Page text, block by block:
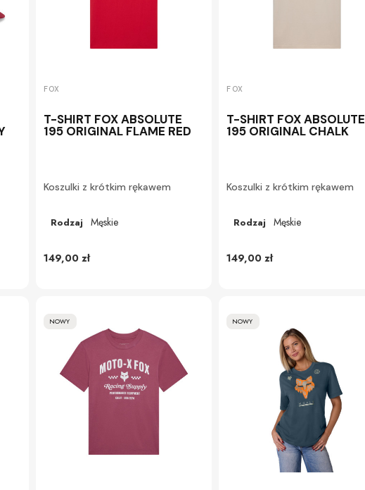
FOX
T-SHIRT FOX ABSOLUTE
195 ORIGINAL FLAME RED
Koszulki z krótkim rękawem
Rodzaj Męskie
149,00 zł
FOX
T-SHIRT FOX ABSOLUTE
195 ORIGINAL CHALK
Koszulki z krótkim rękawem
Rodzaj Męskie
149,00 zł
NOWY NOWY